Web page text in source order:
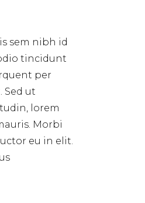
sem nibh id
tincidunt
per
Sed ut
lorem
Morbi
eu in elit.